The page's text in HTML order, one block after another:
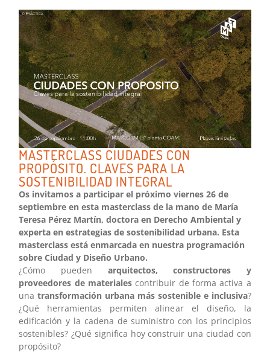
MASTERCLASS CIUDADES CON
PROPÓSITO. CLAVES PARA LA
SOSTENIBILIDAD INTEGRAL
Os invitamos a participar el próximo viernes 26 de
septiembre en esta masterclass de la mano de María
Teresa Pérez Martín, doctora en Derecho Ambiental y
experta en estrategias de sostenibilidad urbana. Esta
masterclass está enmarcada en nuestra programación
sobre Ciudad y Diseño Urbano.
¿Cómo pueden arquitectos, constructores y
proveedores de materialescontribuir de forma activa a
unatransformación urbana más sostenible e inclusiva?
¿Qué herramientas permiten alinear el diseño, la
edificación y la cadena de suministro con los principios
sostenibles? ¿Qué significa hoy construir una ciudad con
propósito?